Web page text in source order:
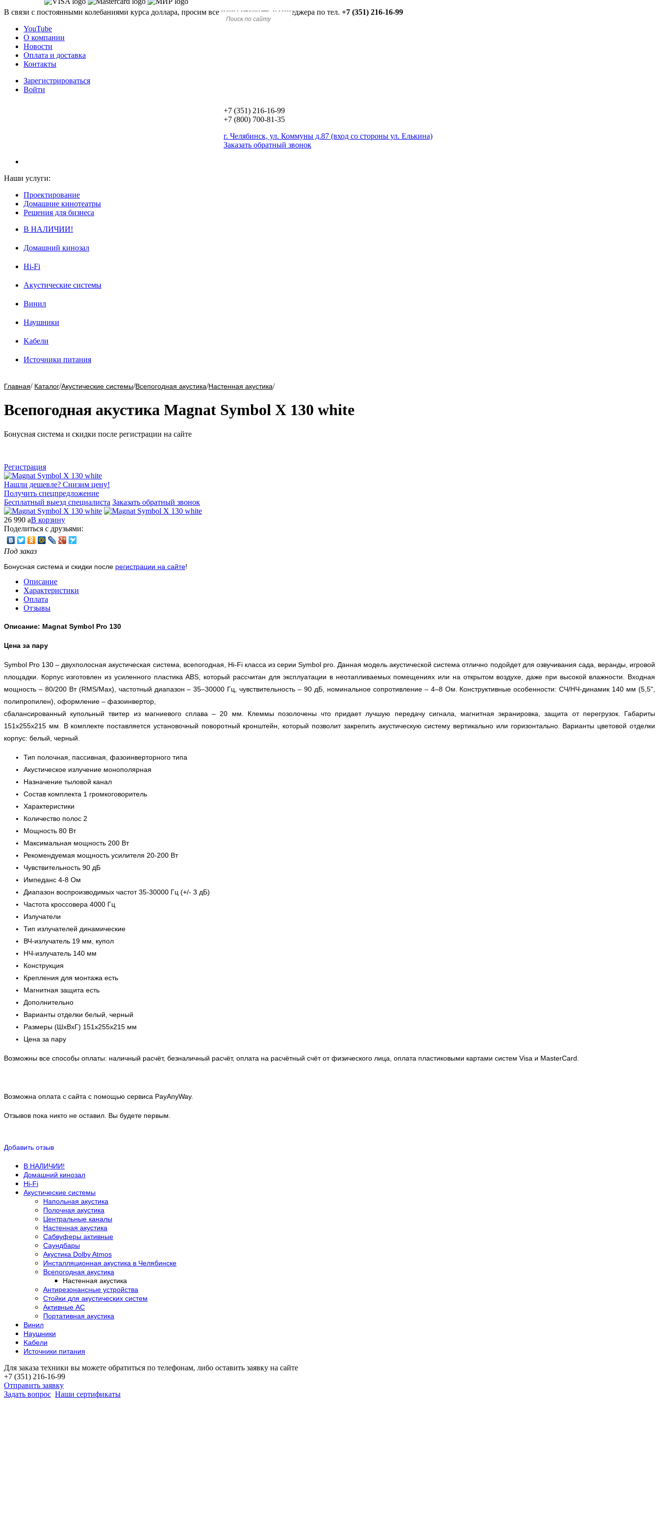
В связи с постоянными колебаниями курса доллара, просим все цены уточнять у менеджера по тел. +7 (351) 216-16-99
YouTube
О компании
Новости
Оплата и доставка
Контакты
Зарегистрироваться
Войти
+7 (351) 216-16-99
+7 (800) 700-81-35
г. Челябинск, ул. Коммуны д.87 (вход со стороны ул. Елькина)
Заказать обратный звонок
Наши услуги:
Проектирование
Домашние кинотеатры
Решения для бизнеса
В НАЛИЧИИ!
Домашний кинозал
Hi-Fi
Акустические системы
Винил
Наушники
Kабели
Источники питания
Главная/ Каталог/Акустические системы/Всепогодная акустика/Настенная акустика/
Всепогодная акустика Magnat Symbol X 130 white
Бонусная система и скидки после регистрации на сайте
Регистрация
Нашли дешевле? Снизим цену!
Получить спецпредложение
Бесплатный выезд специалиста Заказать обратный звонок
26 990 aВ корзину
Поделиться с друзьями:
Под заказ
Бонусная система и скидки после регистрации на сайте!
Описание
Характеристики
Оплата
Отзывы
Описание: Magnat Symbol Pro 130
Цена за пару
Symbol Pro 130 – двухполосная акустическая система, всепогодная, Hi-Fi класса из серии Symbol pro. Данная модель акустической система отлично подойдет для озвучивания сада, веранды, игровой
площадки. Корпус изготовлен из усиленного пластика ABS, который рассчитан для эксплуатации в неотапливаемых помещениях или на открытом воздухе, даже при высокой влажности. Входная
мощность – 80/200 Вт (RMS/Max), частотный диапазон – 35–30000 Гц, чувствительность – 90 дБ, номинальное сопротивление – 4–8 Ом. Конструктивные особенности: СЧ/НЧ-динамик 140 мм (5,5",
полипропилен), оформление – фазоинвертор,
сбалансированный купольный твитер из магниевого сплава – 20 мм. Клеммы позолочены что придает лучшую передачу сигнала, магнитная экранировка, защита от перегрузок. Габариты
151x255x215 мм. В комплекте поставляется установочный поворотный кронштейн, который позволит закрепить акустическую систему вертикально или горизонтально. Варианты цветовой отделки
корпус: белый, черный.
Тип полочная, пассивная, фазоинверторного типа
Акустическое излучение монополярная
Назначение тыловой канал
Состав комплекта 1 громкоговоритель
Характеристики
Количество полос 2
Мощность 80 Вт
Максимальная мощность 200 Вт
Рекомендуемая мощность усилителя 20-200 Вт
Чувствительность 90 дБ
Импеданс 4-8 Ом
Диапазон воспроизводимых частот 35-30000 Гц (+/- 3 дБ)
Частота кроссовера 4000 Гц
Излучатели
Тип излучателей динамические
ВЧ-излучатель 19 мм, купол
НЧ-излучатель 140 мм
Конструкция
Крепления для монтажа есть
Магнитная защита есть
Дополнительно
Варианты отделки белый, черный
Размеры (ШхВхГ) 151x255x215 мм
Цена за пару
Возможны все способы оплаты: наличный расчёт, безналичный расчёт, оплата на расчётный счёт от физического лица, оплата пластиковыми картами систем Visa и MasterCard.
Возможна оплата с сайта с помощью сервиса PayAnyWay.
Отзывов пока никто не оставил. Вы будете первым.
Добавить отзыв
В НАЛИЧИИ!
Домашний кинозал
Hi-Fi
Акустические системы
Напольная акустика
Полочная акустика
Центральные каналы
Настенная акустика
Сабвуферы активные
Саундбары
Акустика Dolby Atmos
Инсталляционная акустика в Челябинске
Всепогодная акустика
Настенная акустика
Антирезонансные устройства
Стойки для акустических систем
Активные АС
Портативная акустика
Винил
Наушники
Kабели
Источники питания
Для заказа техники вы можете обратиться по телефонам, либо оставить заявку на сайте
+7 (351) 216-16-99
Отправить заявку
Задать вопрос Наши сертификаты